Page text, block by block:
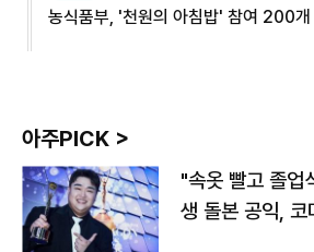
농식품부, '천원의 아침밥' 참여 200개
아주PICK >
"속옷 빨고 졸업
생 돌본 공익, 코